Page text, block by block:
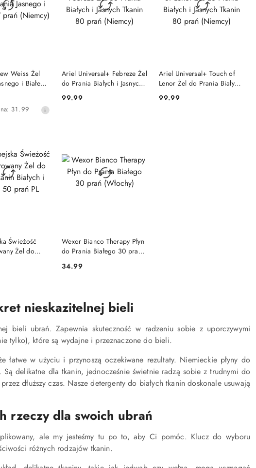
Weiss Żel
i Białego
31.99
KOSZYKA
Ariel Universal+ Febreze Żel
do Prania Białych i Jasnych
Cena:
99.99
PRODUKT NIEDOSTĘPNY
Ariel Universal+ Touch of
Lenor Żel do Prania Białych
(Niemcy)
Cena:
99.99
PRODUKT NIEDOSTĘPNY
Świeżość
Żel do
PL
Wexor Bianco Therapy Płyn
do Prania Białego 30 prań
Cena:
34.99
PRODUKT NIEDOSTĘPNY
nieskazitelnej bieli
bieli ubrań. Zapewnia skuteczność w radzeniu sobie z uporczywymi
tylko), które są wydajne i przeznaczone do bieli.
łatwe w użyciu i przynoszą oczekiwane rezultaty. Niemieckie płyny do
delikatne dla tkanin, jednocześnie świetnie radzą sobie z trudnymi do
dłuższy czas. Nasze detergenty do białych tkanin doskonale usuwają
rzeczy dla swoich ubrań
ale my jesteśmy tu po to, aby Ci pomóc. Klucz do wyboru
różnych rodzajów tkanin.